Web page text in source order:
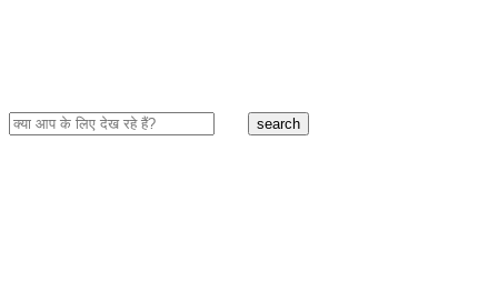
search